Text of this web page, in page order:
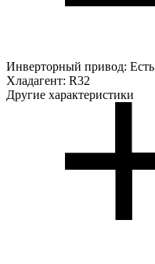
Инверторный привод: Есть
Хладагент: R32
Другие характеристики